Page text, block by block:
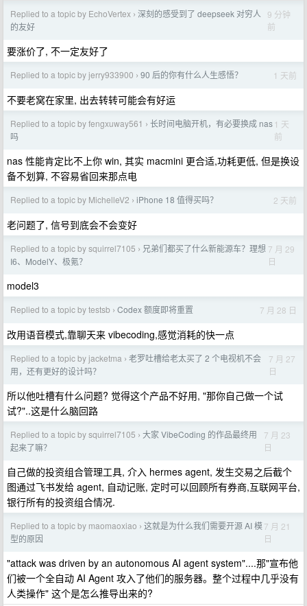
Replied to a topic by EchoVertex › 深刻的感受到了 deepseek 对穷人
的友好
9 分钟
前
要涨价了, 不一定友好了
Replied to a topic by jerry933900 › 90 后的你有什么人生感悟？ 1 天前
不要老窝在家里, 出去转转可能会有好运
Replied to a topic by fengxuway561 › 长时间电脑开机，有必要换成 nas
吗
1 天
前
nas 性能肯定比不上你 win, 其实 macmini 更合适,功耗更低, 但是换设
备不划算, 不容易省回来那点电
Replied to a topic by MichelleV2 › iPhone 18 值得买吗？ 2 天前
老问题了, 信号到底会不会变好
Replied to a topic by squirrel7105 › 兄弟们都买了什么新能源车？理想
I6、ModelY、极氪？
7 月 29
日
model3
Replied to a topic by testsb › Codex 额度即将重置 7 月 28 日
改用语音模式,靠聊天来 vibecoding,感觉消耗的快一点
Replied to a topic by jacketma › 老罗吐槽给老太买了 2 个电视机不会
用，还有更好的设计吗？
7 月 27
日
所以他吐槽有什么问题? 觉得这个产品不好用, "那你自己做一个试
试?"..这是什么脑回路
Replied to a topic by squirrel7105 › 大家 VibeCoding 的作品最终用
起来了嘛？
7 月 23
日
自己做的投资组合管理工具, 介入 hermes agent, 发生交易之后截个
图通过飞书发给 agent, 自动记账, 定时可以回顾所有券商,互联网平台,
银行所有的投资组合情况.
Replied to a topic by maomaoxiao › 这就是为什么我们需要开源 AI 模
型的原因
7 月 21
日
"attack was driven by an autonomous AI agent system"....那"宣布他
们被一个全自动 AI Agent 攻入了他们的服务器。整个过程中几乎没有
人类操作" 这个是怎么推导出来的?